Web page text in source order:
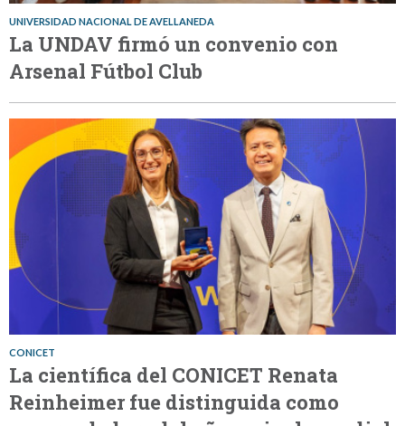
UNIVERSIDAD NACIONAL DE AVELLANEDA
La UNDAV firmó un convenio con
Arsenal Fútbol Club
CONICET
La científica del CONICET Renata
Reinheimer fue distinguida como